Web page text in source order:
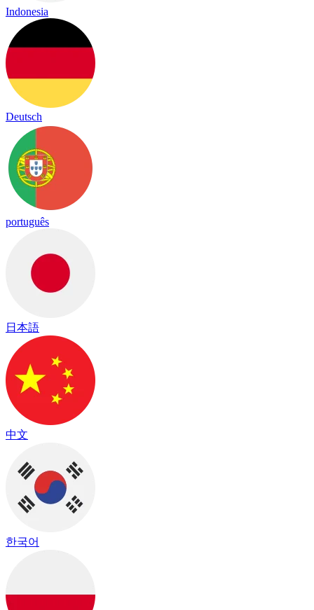
Indonesia
Deutsch
português
日本語
中文
한국어